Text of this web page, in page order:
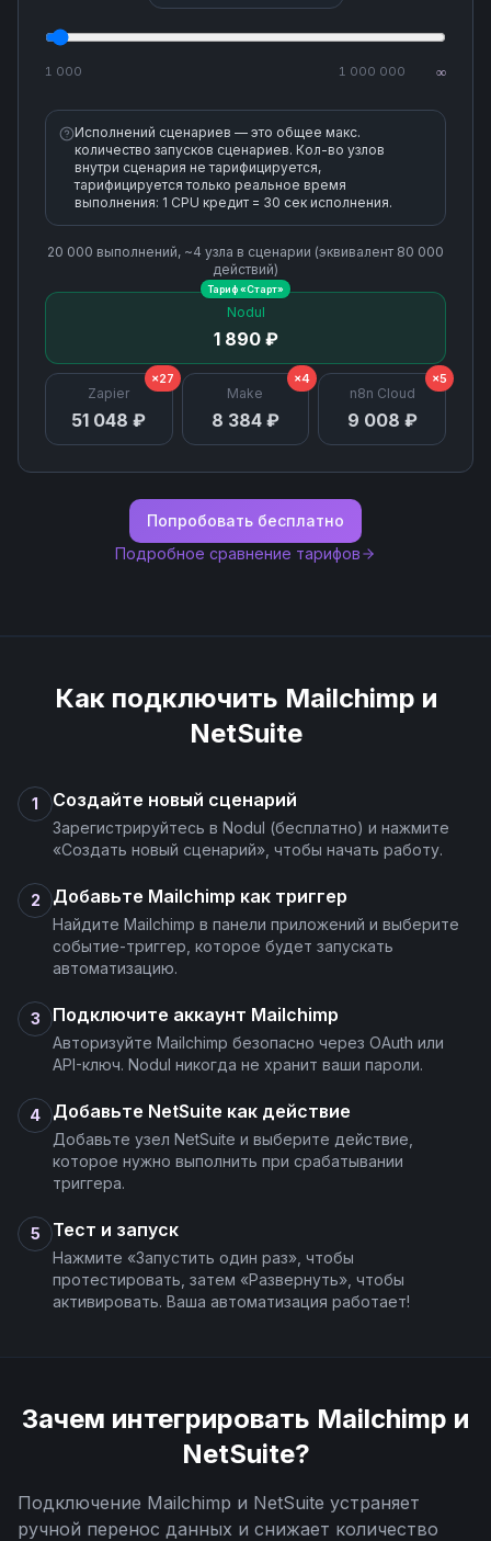
Find Customer
Find Tag
Find or Create Tag
Get Campaign
Get Campaign Report
Get List Activities
Get List Member Activities
Remove Member from Segment(Remove Subscriber
Search Lists-Audiences
Search Members
Search or Create Campaign
Send Campaign
Unsubscribe Email
Update Campaign
Update List
1 000 1 000 000 ∞
Исполнений сценариев — это общее макс.
количество запусков сценариев. Кол-во узлов
внутри сценария не тарифицируется,
тарифицируется только реальное время
выполнения: 1 CPU кредит = 30 сек исполнения.
20 000 выполнений, ~4 узла в сценарии (эквивалент 80 000
действий)
Nodul
1 890 ₽
Тариф «Старт»
Zapier
51 048 ₽
×27
Make
8 384 ₽
×4
n8n Cloud
9 008 ₽
×5
Попробовать бесплатно
Подробное сравнение тарифов
Как подключить Mailchimp и
NetSuite
1 Создайте новый сценарий
Зарегистрируйтесь в Nodul (бесплатно) и нажмите
«Создать новый сценарий», чтобы начать работу.
2 Добавьте Mailchimp как триггер
Найдите Mailchimp в панели приложений и выберите
событие-триггер, которое будет запускать
автоматизацию.
3 Подключите аккаунт Mailchimp
Авторизуйте Mailchimp безопасно через OAuth или
API-ключ. Nodul никогда не хранит ваши пароли.
4 Добавьте NetSuite как действие
Добавьте узел NetSuite и выберите действие,
которое нужно выполнить при срабатывании
триггера.
5 Тест и запуск
Нажмите «Запустить один раз», чтобы
протестировать, затем «Развернуть», чтобы
активировать. Ваша автоматизация работает!
Зачем интегрировать Mailchimp и
NetSuite?
Подключение Mailchimp и NetSuite устраняет
ручной перенос данных и снижает количество